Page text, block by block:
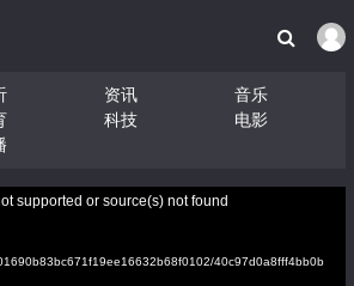
资讯
音乐
科技
电影
supported or source(s) not found
40c97d0a8fff4bb0b